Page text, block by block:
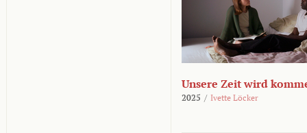
Unsere Zeit wird
2025 / Ivette Löcker